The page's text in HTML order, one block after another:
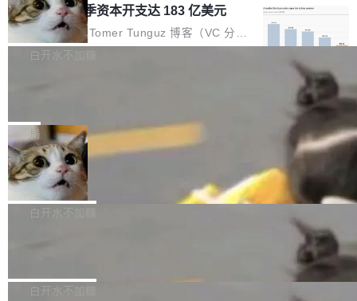
库继续执行。存储库是持久化的唯一真相...
样的次旗舰。 Galaxy Z Fold8 Ultra / Z Fold8 /
Z Flip8三款折叠屏新机均在7月22日发布，且全
部搭载骁龙8 Elite Gen5 for Galaxy，它们本该
ltaDB 的核心思路直接写在 landing page 最显
眼的位置：「Software is made between com
mits」——软件是在 commit 之间写出来的。git
是把这段空隙补上。 回退到任何一次编辑：Delt
aDB 捕获 commit 之间的每一次操作，...
SpaceXAI 单季资本开支达 183 亿美元
根据风险投资人Tomer Tunguz 博客（VC 分
析）披露的最新分析与第二季度业绩报告，Spac
微软同期总资本开支的四成。 与亚马逊、Alpha
bet、微软以及 Meta 等传统科技巨头相比，Spa
ceXAI的资金消耗速度尤为引人瞩目。然而，支
撑庞大支出的资金来源却呈现出截然不同的面
貌。数据显示，微软和 Meta 主要依托充沛的经
白开水不加糖
一个在终端里运行的编程 agent；Muse Spark
1.2，驱动这个 agent 的新模型。一句话概括：
你可以用 curl -fsSL https://dev.meta.ai/install.
sh | bash 安装一个能在大项目里自动规划、写
代码、验证结果的 AI 终端工具。 据介绍，Muse
个主 agent 循环，外加一组后台 agent。这些后
局
美团开源 LoHoSearch，用知识图谱校
准 AI 能力认知
机器出题的前提，是让机器拥有全局视野。整个
构建流程可以分为四个环节：建图 → 控制难度
白开水不加糖
库，并将作为transport接入Mooncake TENT。
白开水不加糖